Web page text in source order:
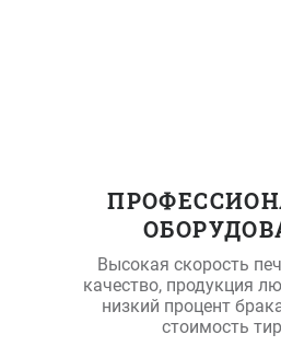
Высокая скорость
качество, продукция
низкий процент
стоимость